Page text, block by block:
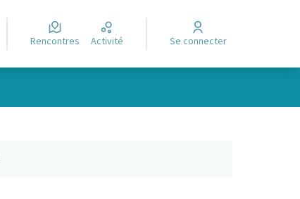
Rencontres Activité Se connecter